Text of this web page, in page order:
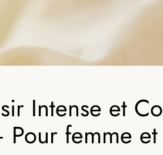
Intense et
Pour femme